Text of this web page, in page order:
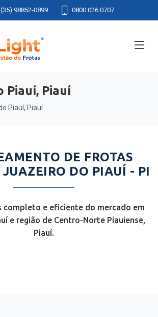
(35) 98852-0899 0800 026 0707
Piauí, Piauí
Piauí, Piauí
DE FROTAS
DO PIAUÍ - PI
completo e eficiente do mercado em
e região de Centro-Norte Piauiense,
Piauí.